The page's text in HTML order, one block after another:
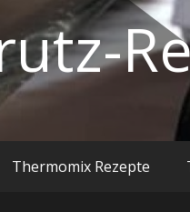
Thermomix Rezepte